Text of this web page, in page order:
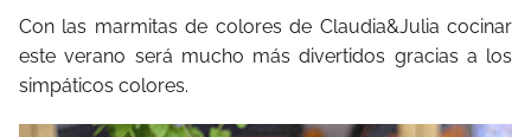
Con las marmitas de colores de Claudia&Julia cocinar
este verano será mucho más divertidos gracias a los
simpáticos colores.